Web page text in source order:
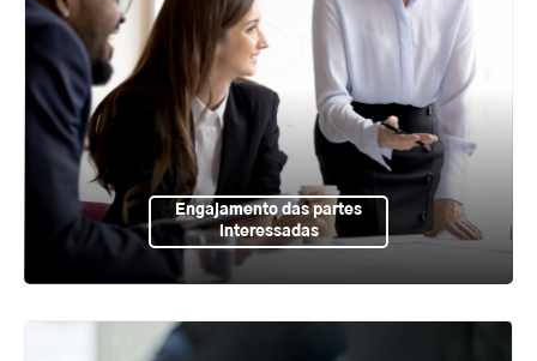
Engajamento das partes
interessadas